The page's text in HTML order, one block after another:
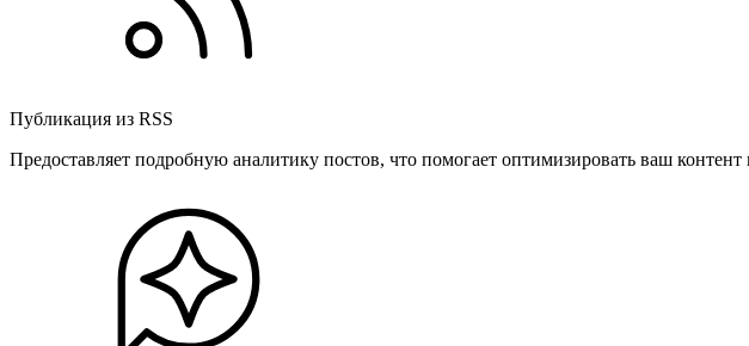
Публикация из RSS
Предоставляет подробную аналитику постов, что помогает оптимизировать ваш контент